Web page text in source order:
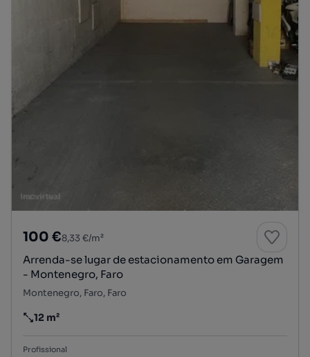
100 €8,33 €/m²
Arrenda-se lugar de estacionamento em Garagem
- Montenegro, Faro
Montenegro, Faro, Faro
Preço por metro quadrado
12 m²
Profissional